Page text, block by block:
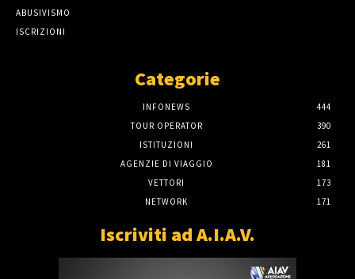
ABUSIVISMO
ISCRIZIONI
Categorie
INFONEWS
444
TOUR OPERATOR
390
ISTITUZIONI
261
AGENZIE DI VIAGGIO
181
VETTORI
173
NETWORK
171
Iscriviti ad A.I.A.V.